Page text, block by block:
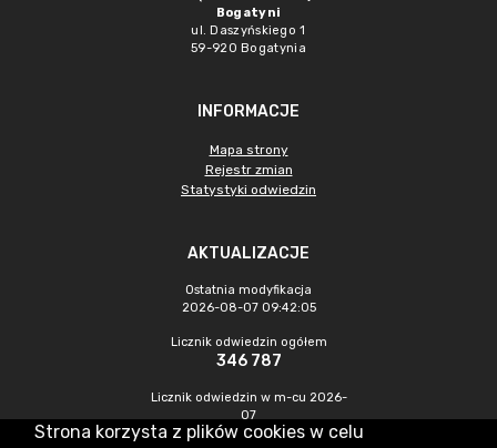
Bogatyni
ul. Daszyńskiego 1
59-920 Bogatynia
INFORMACJE
Mapa strony
Rejestr zmian
Statystyki odwiedzin
AKTUALIZACJE
Ostatnia modyfikacja
2026-08-07 09:42:05
Licznik odwiedzin ogółem
346 787
Licznik odwiedzin w m-cu 2026-
07
1 178
Strona korzysta z plików cookies w celu